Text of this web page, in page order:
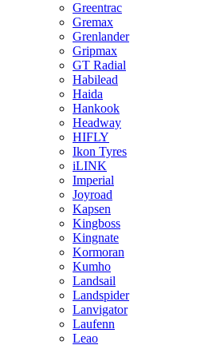
Greentrac
Gremax
Grenlander
Gripmax
GT Radial
Habilead
Haida
Hankook
Headway
HIFLY
Ikon Tyres
iLINK
Imperial
Joyroad
Kapsen
Kingboss
Kingnate
Kormoran
Kumho
Landsail
Landspider
Lanvigator
Laufenn
Leao